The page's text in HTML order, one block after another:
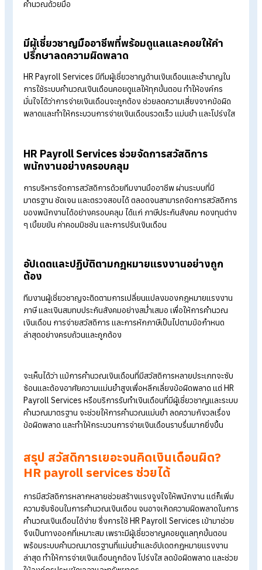
ใช้ระบบคำนวณอัตโนมัติเพิ่มความแม่นยำในการ
คำนวณ
ความแม่นยำในการคำนวณเงินเดือน สวัสดิการ ภาษี และเงินสมทบ
ประกันสังคม ลดความเสี่ยงจากข้อผิดพลาดที่อาจเกิดขึ้นจากการ
คำนวณด้วยมือ
มีผู้เชี่ยวชาญมืออาชีพที่พร้อมดูแลและคอยให้คำ
HR Payroll Services มีทีมผู้เชี่ยวชาญด้านเงินเดือนและชำนาญใ
การใช้ระบบคำนวณเงินเดือนคอยดูแลให้ทุกขั้นตอน ทำให้องค์กร
มั่นใจได้ว่าการจ่ายเงินเดือนจะถูกต้อง ช่วยลดความเสี่ยงจากข้อผิ
พลาดและทำให้กระบวนการจ่ายเงินเดือนรวดเร็ว แม่นยำ และโปร่ง
พนักงานอย่างครอบคลุม
การบริหารจัดการสวัสดิการด้วยทีมงานมืออาชีพ ผ่านระบบที่มี
มาตรฐาน ชัดเจน และตรวจสอบได้ ตลอดจนสามารถจัดการสวัสดิ
ของพนักงานได้อย่างครอบคลุม ได้แก่ ภาษีประกันสังคม กองทุน
อัปเดตและปฏิบัติตามกฎหมายแรงงานอย่างถูก
ต้อง
ทีมงานผู้เชี่ยวชาญจะติดตามการเปลี่ยนแปลงของกฎหมายแรงง
ภาษี และเงินสมทบประกันสังคมอย่างสม่ำเสมอ เพื่อให้การคำนวณ
เงินเดือน การจ่ายสวัสดิการ และการหักภาษีเป็นไปตามข้อกำหนด
ล่าสุดอย่างครบถ้วนและถูกต้อง